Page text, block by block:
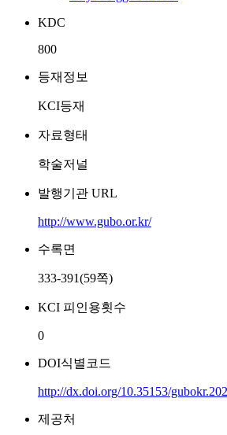
KDC
800
등재정보
KCI등재
자료형태
학술저널
발행기관 URL
http://www.gubo.or.kr/
수록면
333-391(59쪽)
KCI 피인용횟수
0
DOI식별코드
http://dx.doi.org/10.35153/
제공처